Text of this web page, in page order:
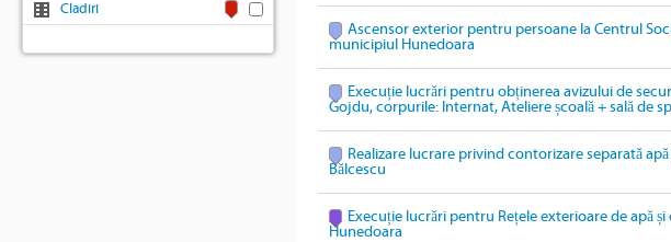
Ascensor exterior pentru persoane la Centrul
municipiul Hunedoara
Execuție lucrări pentru obținerea avizului de
Gojdu, corpurile: Internat, Ateliere școală + sală de
Realizare lucrare privind contorizare separată
Bălcescu
Execuție lucrări pentru Rețele exterioare de apă
Hunedoara
Cladiri